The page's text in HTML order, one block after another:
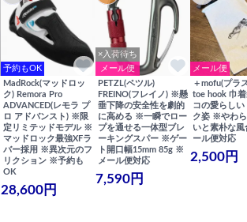
予約もOK
MadRock(マッドロッ
ク) Remora Pro
ADVANCED(レモラ プ
ロ アドバンスト) ※限
定リミテッドモデル ※
マッドロック最強XFラ
バー採用 ※異次元のフ
リクション ※予約も
OK
28,600円
×入荷待ち
メール便
PETZL(ペツル)
FREINO(フレイノ) ※懸
垂下降の安全性を劇的
に高める ※一瞬でロー
プを通せる一体型ブレ
ーキングスパー ※ゲー
ト開口幅15mm 85g ※
メール便対応
7,590円
メール便
＋mofu(プラ
toe hook 巾
コの愛らしい
ク姿 ※やわ
いと素朴な
ール便対応
2,500円